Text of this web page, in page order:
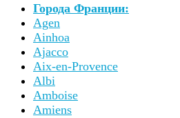
Города Франции:
Agen
Ainhoa
Ajacco
Aix-en-Provence
Albi
Amboise
Amiens